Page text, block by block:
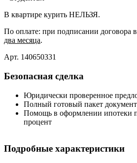
В квартире курить НЕЛЬЗЯ.
По оплате: при подписании договора
два месяца.
Арт. 140650331
Безопасная сделка
Юридически проверенное
Полный готовый пакет
Помощь в оформлении ипотеки
процент
Подробные характеристики